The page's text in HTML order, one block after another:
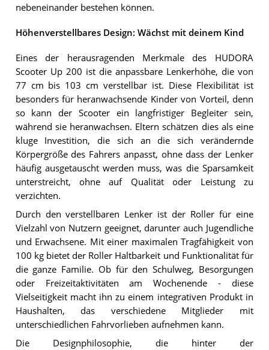
nebeneinander bestehen können.
Höhenverstellbares Design: Wächst mit deinem Kind
Eines der herausragenden Merkmale des HUDORA
Scooter Up 200 ist die anpassbare Lenkerhöhe, die von
77 cm bis 103 cm verstellbar ist. Diese Flexibilität ist
besonders für heranwachsende Kinder von Vorteil, denn
so kann der Scooter ein langfristiger Begleiter sein,
während sie heranwachsen. Eltern schätzen dies als eine
kluge Investition, die sich an die sich verändernde
Körpergröße des Fahrers anpasst, ohne dass der Lenker
häufig ausgetauscht werden muss, was die Sparsamkeit
unterstreicht, ohne auf Qualität oder Leistung zu
verzichten.
Durch den verstellbaren Lenker ist der Roller für eine
Vielzahl von Nutzern geeignet, darunter auch Jugendliche
und Erwachsene. Mit einer maximalen Tragfähigkeit von
100 kg bietet der Roller Haltbarkeit und Funktionalität für
die ganze Familie. Ob für den Schulweg, Besorgungen
oder Freizeitaktivitäten am Wochenende - diese
Vielseitigkeit macht ihn zu einem integrativen Produkt in
Haushalten, das verschiedene Mitglieder mit
unterschiedlichen Fahrvorlieben aufnehmen kann.
Die Designphilosophie, die hinter der